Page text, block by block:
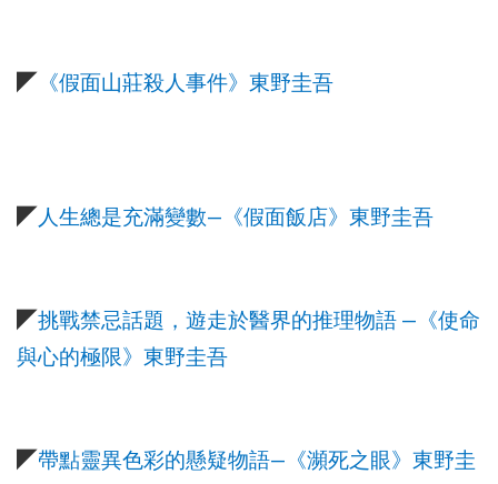
◤ 《假面山莊殺人事件》東野圭吾
◤ 人生總是充滿變數— 《假面飯店》東野圭吾
◤挑戰禁忌話題，遊走於醫界的推理物語 — 《使命
與心的極限》東野圭吾
◤帶點靈異色彩的懸疑物語— 《瀕死之眼》東野圭